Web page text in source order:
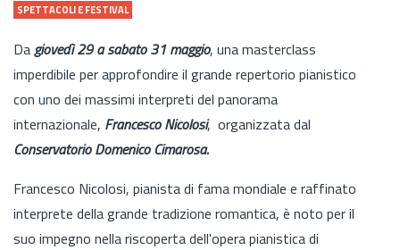
SPETTACOLI E FESTIVAL
Dagiovedì 29 a sabato 31 maggio, una masterclass
imperdibile per approfondire il grande repertorio pianistico
con uno dei massimi interpreti del panorama
internazionale, Francesco Nicolosi, organizzata dal
Conservatorio Domenico Cimarosa.
Francesco Nicolosi, pianista di fama mondiale e raffinato
interprete della grande tradizione romantica, è noto per il
suo impegno nella riscoperta dell'opera pianistica di